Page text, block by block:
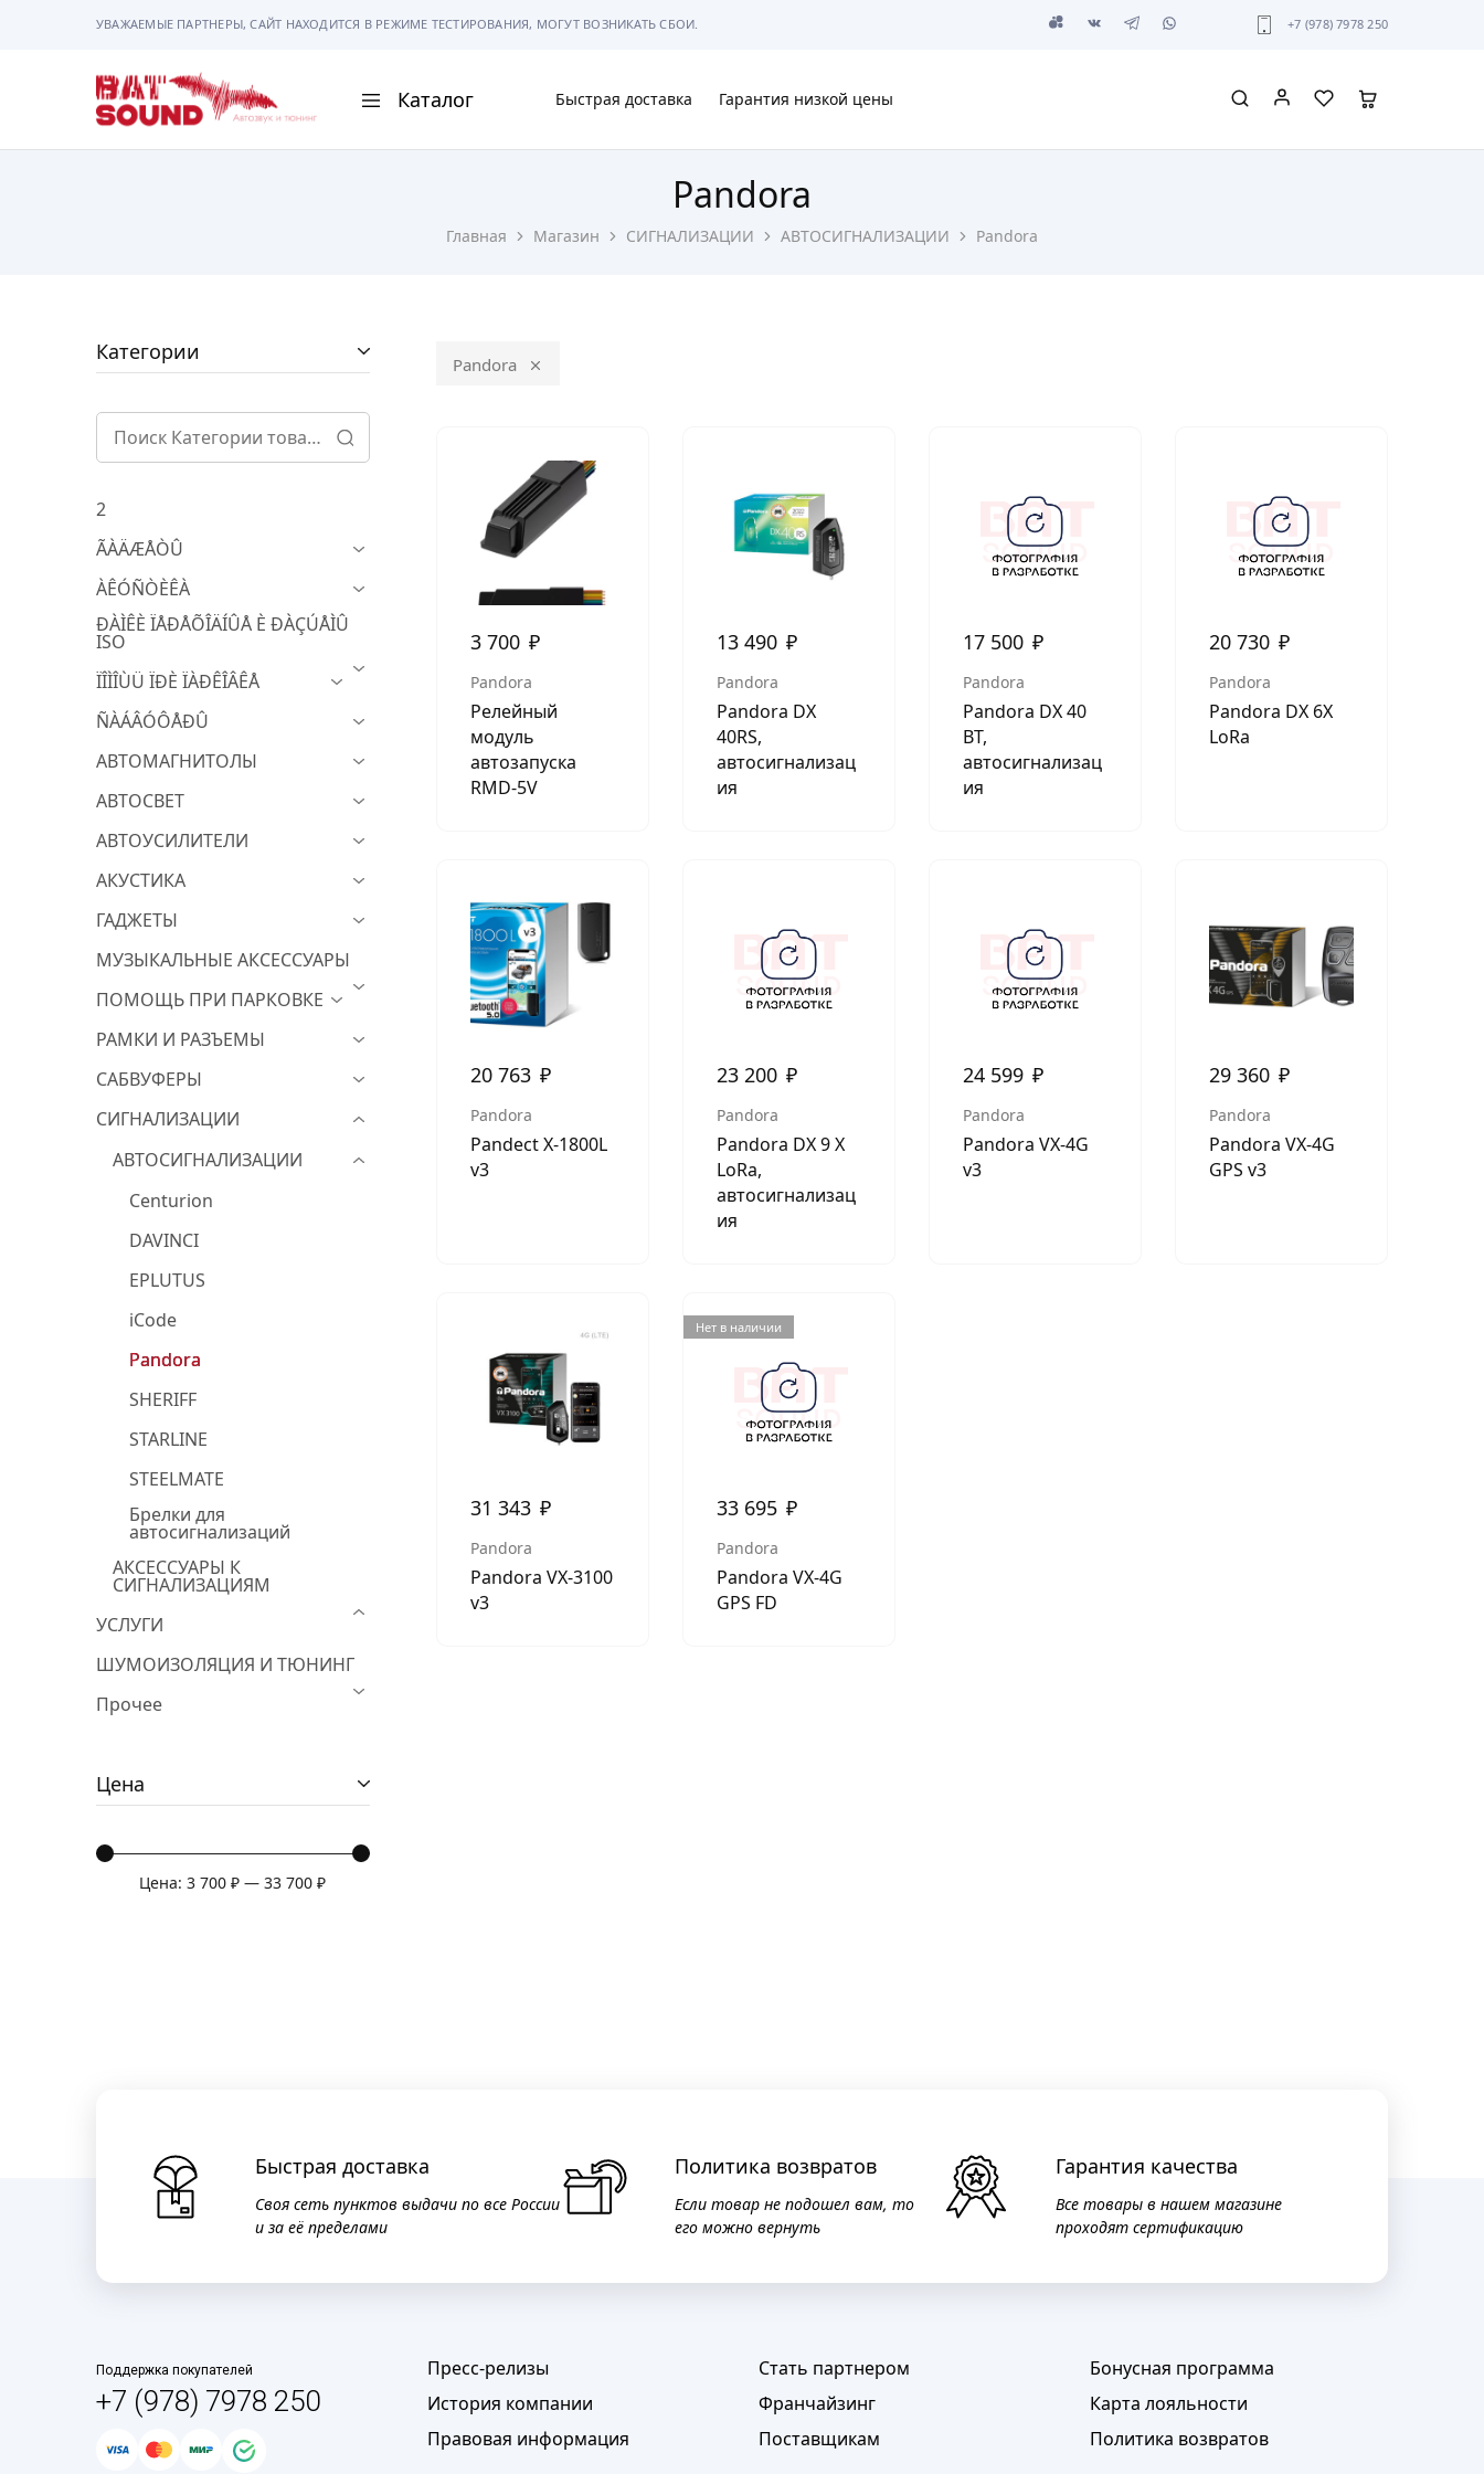
УВАЖАЕМЫЕ ПАРТНЕРЫ, САЙТ НАХОДИТСЯ В РЕЖИМЕ ТЕСТИРОВАНИЯ, МОГУТ ВОЗНИКАТЬ СБОИ. +7 (978) 7978 250
BAT
Sound
Каталог
ГАДЖЕТЫ
СИГНАЛИЗАЦИИ
ПОМОЩЬ ПРИ ПАРКОВКЕ
МУЗЫКАЛЬНЫЕ АКСЕССУАРЫ
АВТОУСИЛИТЕЛИ
ШУМОИЗОЛЯЦИЯ
КОВРИКИ и ХИМИЯ
Быстрая доставка Гарантия низкой цены
Главная Магазин СИГНАЛИЗАЦИИ АВТОСИГНАЛИЗАЦИИ Pandora
Pandora
Pandora
3 700 ₽
Pandora
Релейный
модуль
автозапуска
RMD-5V
13 490 ₽
Pandora
Pandora DX
40RS,
автосигнализац
ия
17 500 ₽
Pandora
Pandora DX 40
BT,
автосигнализац
ия
20 730 ₽
Pandora
Pandora DX 6X
LoRa
20 763 ₽
Pandora
Pandect X-1800L
v3
23 200 ₽
Pandora
Pandora DX 9 X
LoRa,
автосигнализац
ия
24 599 ₽
Pandora
Pandora VX-4G
v3
29 360 ₽
Pandora
Pandora VX-4G
GPS v3
31 343 ₽
Pandora
Pandora VX-3100
v3
Нет в наличии
33 695 ₽
Pandora
Pandora VX-4G
GPS FD
Категории
2
ÃÀÄÆÅÒÛ
ÀÊÓÑÒÈÊÀ
ÐÀÌÊÈ ÏÅÐÅÕÎÄÍÛÅ È ÐÀÇÚÅÌÛ
ISO
ÏÎÌÎÙÜ ÏÐÈ ÏÀÐÊÎÂÊÅ
ÑÀÁÂÓÔÅÐÛ
АВТОМАГНИТОЛЫ
АВТОСВЕТ
АВТОУСИЛИТЕЛИ
АКУСТИКА
ГАДЖЕТЫ
МУЗЫКАЛЬНЫЕ АКСЕССУАРЫ
ПОМОЩЬ ПРИ ПАРКОВКЕ
РАМКИ И РАЗЪЕМЫ
САБВУФЕРЫ
СИГНАЛИЗАЦИИ
АВТОСИГНАЛИЗАЦИИ
Centurion
DAVINCI
EPLUTUS
iCode
Pandora
SHERIFF
STARLINE
STEELMATE
Брелки для
автосигнализаций
АКСЕССУАРЫ К
СИГНАЛИЗАЦИЯМ
УСЛУГИ
ШУМОИЗОЛЯЦИЯ И ТЮНИНГ
Прочее
Цена
Цена:3 700 ₽ —33 700 ₽
Быстрая доставка
Своя сеть пунктов выдачи по все России
и за её пределами
Политика возвратов
Если товар не подошел вам, то
его можно вернуть
Гарантия качества
Все товары в нашем магазине
проходят сертификацию
Поддержка покупателей
+7 (978) 7978 250
Пресс-релизы
История компании
Правовая информация
Стать партнером
Франчайзинг
Поставщикам
Бонусная программа
Карта лояльности
Политика возвратов